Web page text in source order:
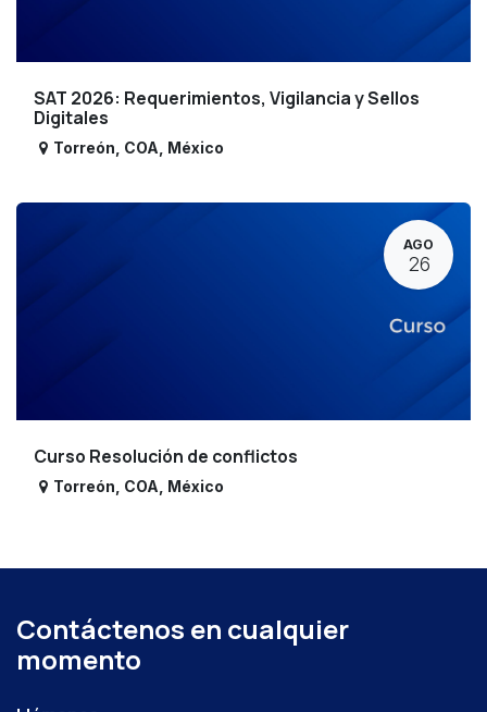
SAT 2026: Requerimientos, Vigilancia y Sellos
Digitales
Torreón COA México
AGO
26
Curso Resolución de conflictos
Torreón COA México
Contáctenos en cualquier
momento